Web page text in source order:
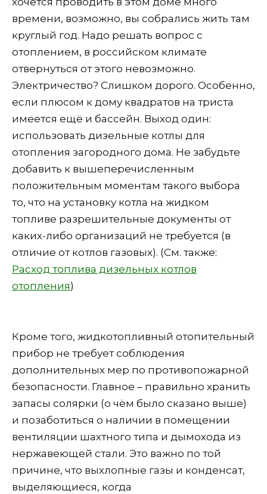
времени, возможно, вы собрались жить там
круглый год. Надо решать вопрос с
отоплением, в российском климате
отвернуться от этого невозможно.
Электричество? Слишком дорого. Особенно,
если плюсом к дому квадратов на триста
имеется ещё и бассейн. Выход один:
использовать дизельные котлы для
отопления загородного дома. Не забудьте
добавить к вышеперечисленным
положительным моментам такого выбора
то, что на установку котла на жидком
топливе разрешительные документы от
каких-либо организаций не требуется (в
отличие от котлов газовых). (См. также:
Расход топлива дизельных котлов
отопления)
Кроме того, жидкотопливный отопительный
прибор не требует соблюдения
дополнительных мер по противопожарной
безопасности. Главное – правильно хранить
запасы солярки (о чём было сказано выше)
и позаботиться о наличии в помещении
вентиляции шахтного типа и дымохода из
нержавеющей стали. Это важно по той
причине, что выхлопные газы и конденсат,
выделяющиеся, когда